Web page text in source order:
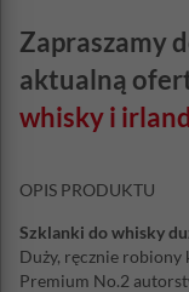
Zapraszamy
aktualną
whisky i
OPIS PRODUKTU
Szklanki do whisky
Duży, ręcznie robiony
Premium No.2